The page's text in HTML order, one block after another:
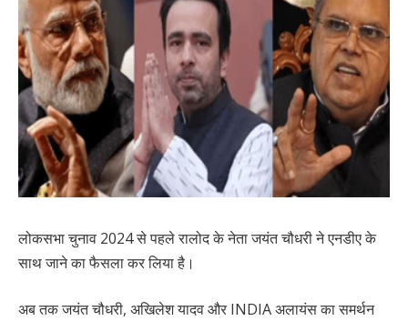
लोकसभा चुनाव 2024 से पहले रालोद के नेता जयंत चौधरी ने एनडीए के
साथ जाने का फैसला कर लिया है।
अब तक जयंत चौधरी, अखिलेश यादव और INDIA अलायंस का समर्थन